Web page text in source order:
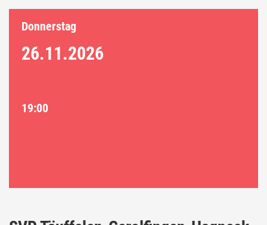
Donnerstag
26.11.2026
19:00